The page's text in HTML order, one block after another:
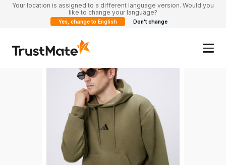
Your location is assigned to a different language version. Would you
like to change your language?
Yes, change to English Don't change